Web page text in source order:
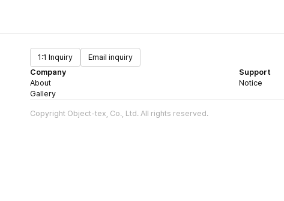
1:1 Inquiry
Email inquiry
Company
About
Gallery
Support
Notice
Copyright Object-tex, Co., Ltd. All rights reserved.